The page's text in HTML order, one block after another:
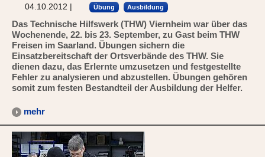
04.10.2012 | Übung Ausbildung
Das Technische Hilfswerk (THW) Viernheim war über das
Wochenende, 22. bis 23. September, zu Gast beim THW
Freisen im Saarland. Übungen sichern die
Einsatzbereitschaft der Ortsverbände des THW. Sie
dienen dazu, das Erlernte umzusetzen und festgestellte
Fehler zu analysieren und abzustellen. Übungen gehören
somit zum festen Bestandteil der Ausbildung der Helfer.
mehr